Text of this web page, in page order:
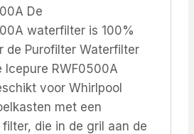
De
waterfilter is 100%
de Purofilter Waterfilter
Icepure RWF0500A
voor Whirlpool
met een
die in de gril aan de